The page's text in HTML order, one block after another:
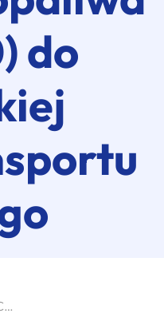
do
PostNL I Spring Wprowadzają Cztery Miliony Litrów Biopaliwa (HVO100) Do Europejskiej Sieci Transportu Drogowego